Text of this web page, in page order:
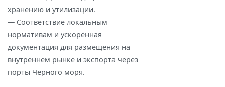
хранению и утилизации.
— Соответствие локальным
нормативам и ускорённая
документация для размещения на
внутреннем рынке и экспорта через
порты Черного моря.